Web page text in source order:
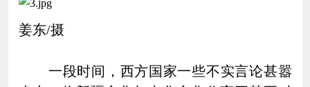
姜东/摄
一段时间，西方国家一些不实言论甚嚣